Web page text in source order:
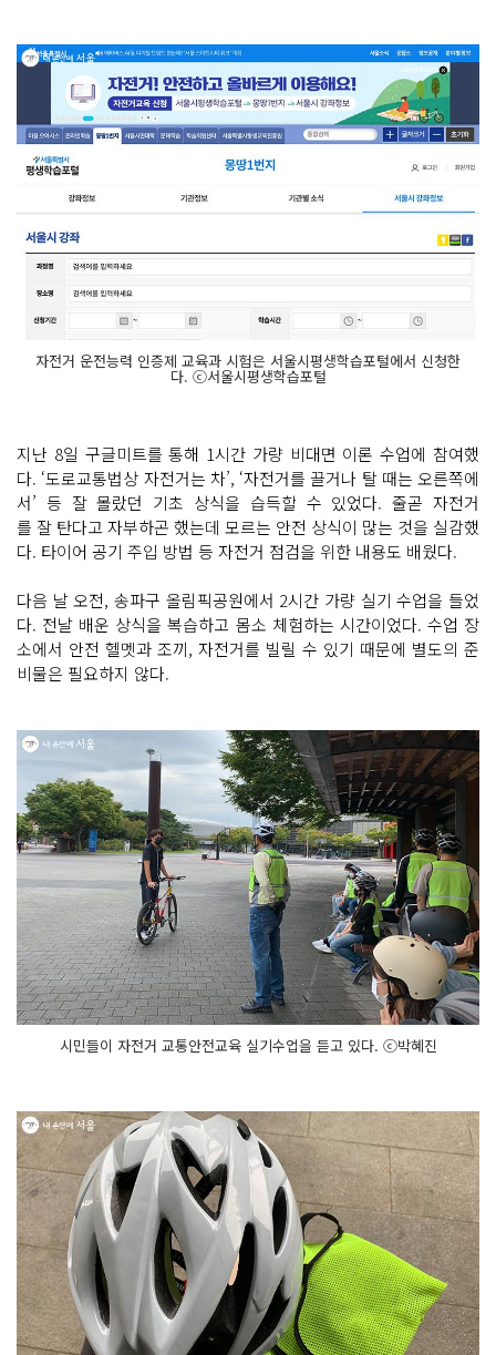
자전거 운전능력 인증제 교육과 시험은 서울시평생학습포털에서 신청한
다. ⓒ서울시평생학습포털
지난 8일 구글미트를 통해 1시간 가량 비대면 이론 수업에 참여했
다. ‘도로교통법상 자전거는 차’, ‘자전거를 끌거나 탈 때는 오른쪽에
서’ 등 잘 몰랐던 기초 상식을 습득할 수 있었다. 줄곧 자전거
를 잘 탄다고 자부하곤 했는데 모르는 안전 상식이 많는 것을 실감했
다. 타이어 공기 주입 방법 등 자전거 점검을 위한 내용도 배웠다.
다음 날 오전, 송파구 올림픽공원에서 2시간 가량 실기 수업을 들었
다. 전날 배운 상식을 복습하고 몸소 체험하는 시간이었다. 수업 장
소에서 안전 헬멧과 조끼, 자전거를 빌릴 수 있기 때문에 별도의 준
비물은 필요하지 않다.
시민들이 자전거 교통안전교육 실기수업을 듣고 있다. ⓒ박혜진